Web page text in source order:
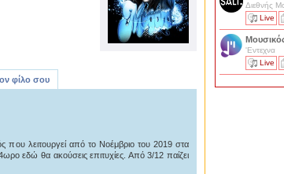
φίλο σου
που λειτουργεί από το Νοέμβριο του 2019 στα
εδώ θα ακούσεις επιτυχίες. Από 3/12 παίζει
Διεθνής
Live
'Εντεχνα
Live